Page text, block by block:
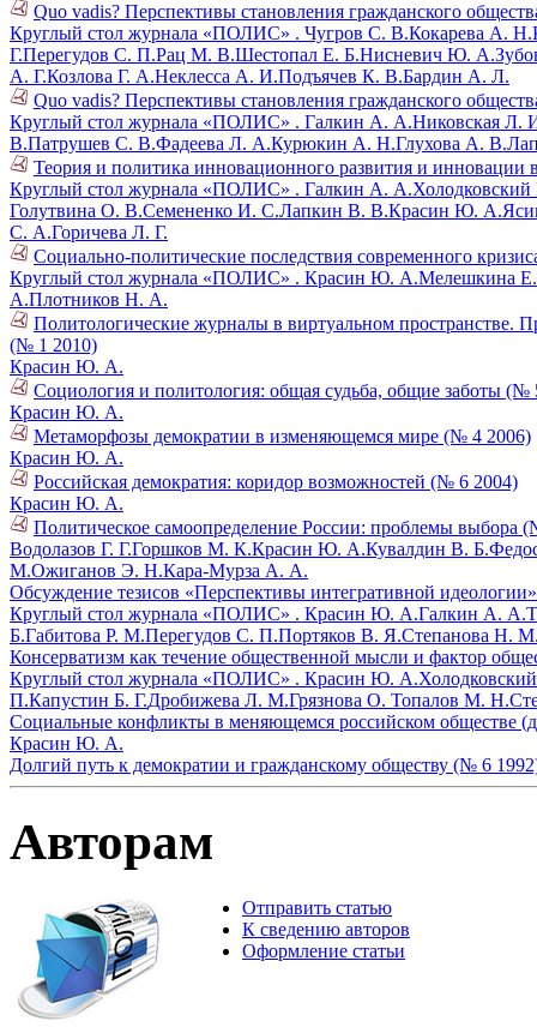
Quo vadis? Перспективы становления гражданского
Круглый стол журнала «ПОЛИС» . Чугров С. В.Кокарева А. Н.
Г.Перегудов С. П.Рац М. В.Шестопал Е. Б.Нисневич Ю. А.
А. Г.Козлова Г. А.Неклесса А. И.Подъячев К. В.Бардин А. Л.
Quo vadis? Перспективы становления гражданского
Круглый стол журнала «ПОЛИС» . Галкин А. А.Никовская Л.
В.Патрушев С. В.Фадеева Л. А.Курюкин А. Н.Глухова А. В.
Теория и политика инновационного развития и инновации
Круглый стол журнала «ПОЛИС» . Галкин А. А.Холодковский
Голутвина О. В.Семененко И. С.Лапкин В. В.Красин Ю. А.
С. А.Горичева Л. Г.
Социально-политические последствия современного
Круглый стол журнала «ПОЛИС» . Красин Ю. А.Мелешкина
А.Плотников Н. А.
Политологические журналы в виртуальном пространстве.
(№ 1 2010)
Красин Ю. А.
Социология и политология: общая судьба, общие заботы (№
Красин Ю. А.
Метаморфозы демократии в изменяющемся мире (№ 4 2006)
Красин Ю. А.
Российская демократия: коридор возможностей (№ 6 2004)
Красин Ю. А.
Политическое самоопределение России: проблемы выбора
Водолазов Г. Г.Горшков М. К.Красин Ю. А.Кувалдин В. Б.
М.Ожиганов Э. Н.Кара-Мурза А. А.
Обсуждение тезисов «Перспективы интегративной
Круглый стол журнала «ПОЛИС» . Красин Ю. А.Галкин А. А.
Б.Габитова Р. М.Перегудов С. П.Портяков В. Я.Степанова Н.
Консерватизм как течение общественной мысли и фактор
Круглый стол журнала «ПОЛИС» . Красин Ю. А.
П.Капустин Б. Г.Дробижева Л. М.Грязнова О. Топалов М. Н.
Социальные конфликты в меняющемся российском обществе
Красин Ю. А.
Долгий путь к демократии и гражданскому обществу (№ 6
Авторам
Отправить статью
К сведению авторов
Оформление статьи